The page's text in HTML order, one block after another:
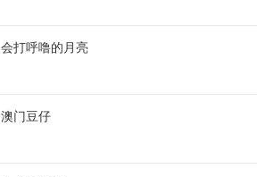
会打呼噜的月亮
澳门豆仔